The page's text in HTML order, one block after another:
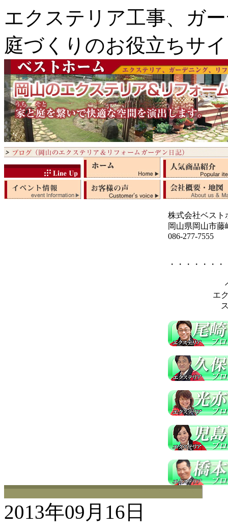
エクステリア工事、ガ
庭づくりのお役立ちサ
株式会社ベスト
岡山県岡山市藤
086-277-7555
・・・・・・
エ
2013年09月16日